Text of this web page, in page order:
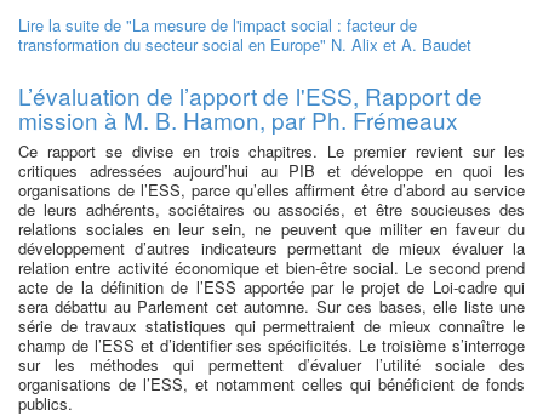
Lire la suite de "La mesure de l'impact social : facteur de
transformation du secteur social en Europe" N. Alix et A. Baudet
L’évaluation de l’apport de l'ESS, Rapport de
mission à M. B. Hamon, par Ph. Frémeaux
Ce rapport se divise en trois chapitres. Le premier revient sur les
critiques adressées aujourd’hui au PIB et développe en quoi les
organisations de l’ESS, parce qu’elles affirment être d’abord au service
de leurs adhérents, sociétaires ou associés, et être soucieuses des
relations sociales en leur sein, ne peuvent que militer en faveur du
développement d’autres indicateurs permettant de mieux évaluer la
relation entre activité économique et bien-être social. Le second prend
acte de la définition de l’ESS apportée par le projet de Loi-cadre qui
sera débattu au Parlement cet automne. Sur ces bases, elle liste une
série de travaux statistiques qui permettraient de mieux connaître le
champ de l’ESS et d’identifier ses spécificités. Le troisième s’interroge
sur les méthodes qui permettent d’évaluer l’utilité sociale des
organisations de l’ESS, et notamment celles qui bénéficient de fonds
publics.